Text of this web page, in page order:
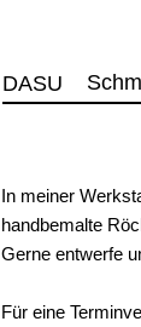
DASU
In meiner
handbemalte
Gerne entwerfe
Für eine